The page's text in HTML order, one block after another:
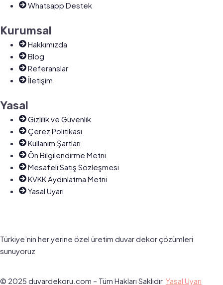
Whatsapp Destek
Kurumsal
Hakkımızda
Blog
Referanslar
İletişim
Yasal
Gizlilik ve Güvenlik
Çerez Politikası
Kullanım Şartları
Ön Bilgilendirme Metni
Mesafeli Satış Sözleşmesi
KVKK Aydınlatma Metni
Yasal Uyarı
Türkiye’nin her yerine özel üretim duvar dekor çözümleri
sunuyoruz
© 2025 duvardekoru.com – Tüm Hakları Saklıdır Yasal Uyarı